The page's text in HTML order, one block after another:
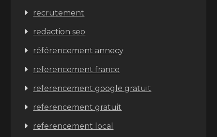
recrutement
redaction seo
référencement annecy
referencement france
referencement google gratuit
referencement gratuit
referencement local